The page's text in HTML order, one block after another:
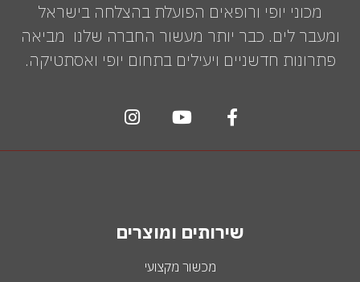
מכוני יופי ורופאים הפועלת בהצלחה בישראל
ומעבר לים. כבר יותר מעשור החברה שלנו מביאה
פתרונות חדשניים ויעילים בתחום יופי ואסתטיקה.
שירותים ומוצרים
מכשור מקצועי